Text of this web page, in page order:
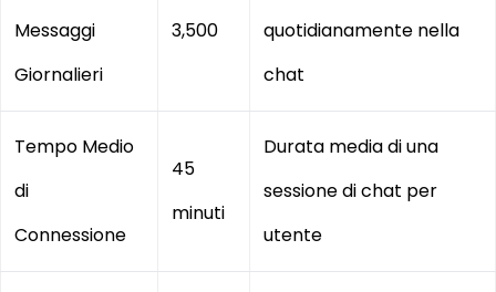
Messaggi
Giornalieri
3,500
quotidianamente nella
chat
Tempo Medio
di
Connessione
45
minuti
Durata media di una
sessione di chat per
utente